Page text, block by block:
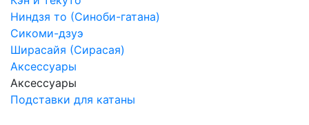
Ниндзя то (Синоби-гатана)
Сикоми-дзуэ
Ширасайя (Сирасая)
Аксессуары
Аксессуары
Подставки для катаны